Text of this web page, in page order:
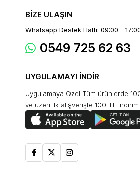
BİZE ULAŞIN
Whatsapp Destek Hattı: 09:00 -
0549 725 62 63
UYGULAMAYI İNDİR
Uygulamaya Özel Tüm ürünlerde
ve üzeri ilk alışverişte 100 TL indirim